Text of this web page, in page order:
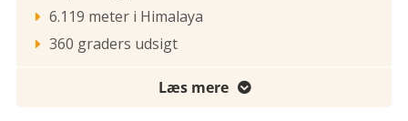
 6.119 meter i Himalaya
 360 graders udsigt
Læs mere 